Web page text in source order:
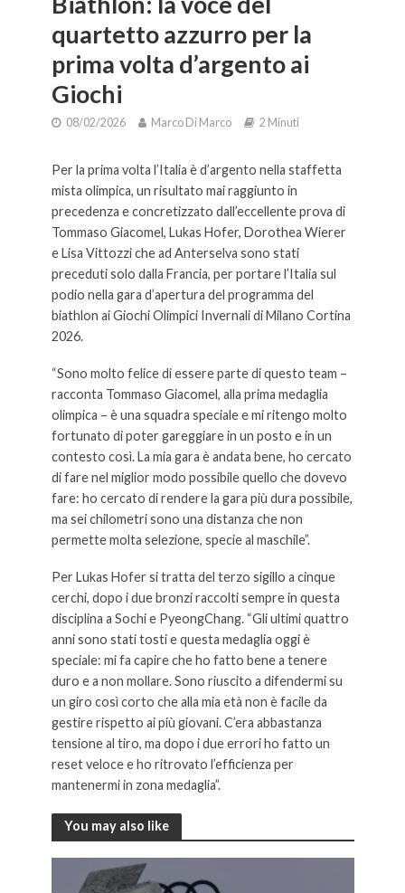
quartetto azzurro per la
prima volta d’argento ai
Giochi
08/02/2026 Marco Di Marco 2 Minuti
Per la prima volta l’Italia è d’argento nella staffetta
mista olimpica, un risultato mai raggiunto in
precedenza e concretizzato dall’eccellente prova di
Tommaso Giacomel, Lukas Hofer, Dorothea Wierer
e Lisa Vittozzi che ad Anterselva sono stati
preceduti solo dalla Francia, per portare l’Italia sul
podio nella gara d’apertura del programma del
biathlon ai Giochi Olimpici Invernali di Milano Cortina
2026.
“Sono molto felice di essere parte di questo team –
racconta Tommaso Giacomel, alla prima medaglia
olimpica – è una squadra speciale e mi ritengo molto
fortunato di poter gareggiare in un posto e in un
contesto così. La mia gara è andata bene, ho cercato
di fare nel miglior modo possibile quello che dovevo
fare: ho cercato di rendere la gara più dura possibile,
ma sei chilometri sono una distanza che non
permette molta selezione, specie al maschile”.
Per Lukas Hofer si tratta del terzo sigillo a cinque
cerchi, dopo i due bronzi raccolti sempre in questa
disciplina a Sochi e PyeongChang. “Gli ultimi quattro
anni sono stati tosti e questa medaglia oggi è
speciale: mi fa capire che ho fatto bene a tenere
duro e a non mollare. Sono riuscito a difendermi su
un giro così corto che alla mia età non è facile da
gestire rispetto ai più giovani. C’era abbastanza
tensione al tiro, ma dopo i due errori ho fatto un
reset veloce e ho ritrovato l’efficienza per
mantenermi in zona medaglia”.
You may also like